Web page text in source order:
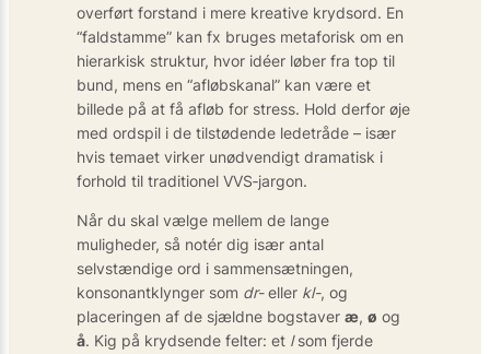
overført forstand i mere kreative krydsord. En
“faldstamme” kan fx bruges metaforisk om en
hierarkisk struktur, hvor idéer løber fra top til
bund, mens en “afløbskanal” kan være et
billede på at få afløb for stress. Hold derfor øje
med ordspil i de tilstødende ledetråde – især
hvis temaet virker unødvendigt dramatisk i
forhold til traditionel VVS‐jargon.
Når du skal vælge mellem de lange
muligheder, så notér dig især antal
selvstændige ord i sammensætningen,
konsonantklynger som dr-eller kl-, og
placeringen af de sjældne bogstaver æ, ø og
å. Kig på krydsende felter: et lsom fjerde